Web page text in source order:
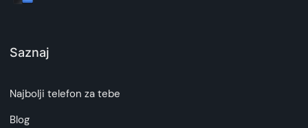
Saznaj
Najbolji telefon za tebe
Blog